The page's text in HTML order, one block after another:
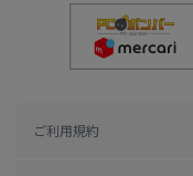
ご利用規約